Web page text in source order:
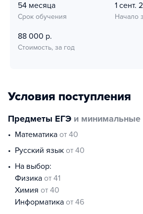
54 месяца
Срок обучения
1 сент.
Начало
88 000 р.
Стоимость, за год
Условия поступления
Предметы ЕГЭ и минимальные
математика от 40
русский язык от 40
На выбор:
физика от 41
химия от 40
информатика от 46